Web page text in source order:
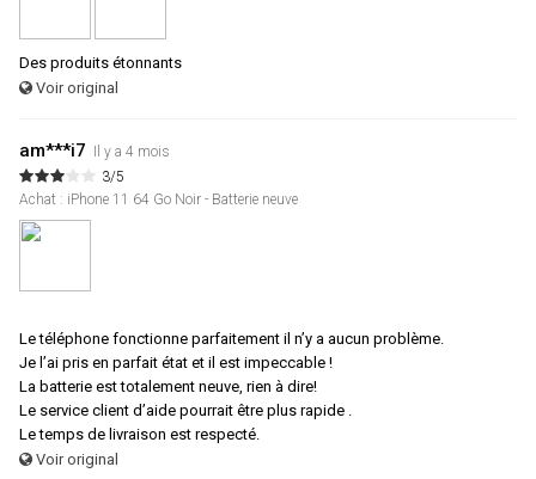
Des produits étonnants
Voir original
am***i7
Il y a 4 mois
3/5
Achat : iPhone 11 64 Go Noir - Batterie neuve
Le téléphone fonctionne parfaitement il n’y a aucun problème.
Je l’ai pris en parfait état et il est impeccable !
La batterie est totalement neuve, rien à dire!
Le service client d’aide pourrait être plus rapide .
Le temps de livraison est respecté.
Voir original